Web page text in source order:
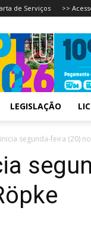
de Serviços >>
LEGISLAÇÃO
segunda-feira (20)